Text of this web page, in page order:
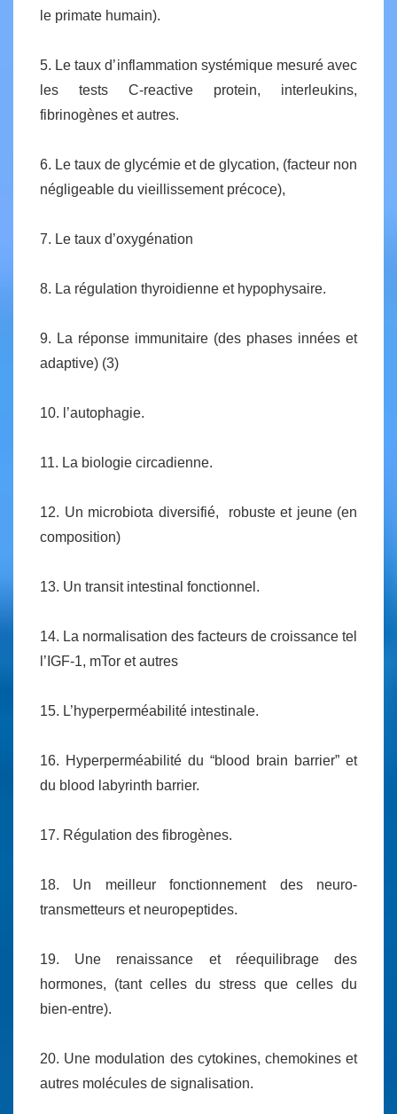
le primate humain).
5. Le taux d’inflammation systémique mesuré avec
les tests C-reactive protein, interleukins,
fibrinogènes et autres.
6. Le taux de glycémie et de glycation, (facteur non
négligeable du vieillissement précoce),
7. Le taux d’oxygénation
8. La régulation thyroidienne et hypophysaire.
9. La réponse immunitaire (des phases innées et
adaptive) (3)
10. l’autophagie.
11. La biologie circadienne.
12. Un microbiota diversifié, robuste et jeune (en
composition)
13. Un transit intestinal fonctionnel.
14. La normalisation des facteurs de croissance tel
l’IGF-1, mTor et autres
15. L’hyperperméabilité intestinale.
16. Hyperperméabilité du “blood brain barrier” et
du blood labyrinth barrier.
17. Régulation des fibrogènes.
18. Un meilleur fonctionnement des neuro-
transmetteurs et neuropeptides.
19. Une renaissance et réequilibrage des
hormones, (tant celles du stress que celles du
bien-entre).
20. Une modulation des cytokines, chemokines et
autres molécules de signalisation.